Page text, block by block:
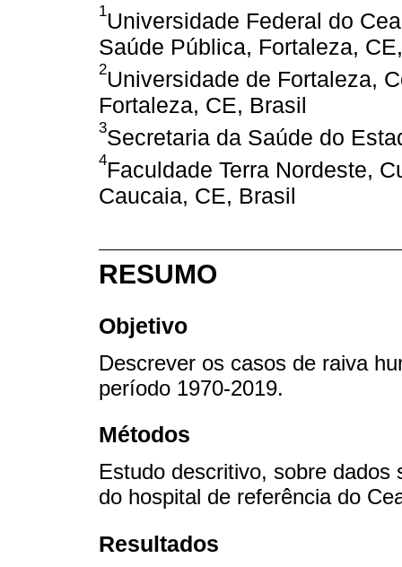
1Universidade Federal do
Saúde Pública, Fortaleza,
2Universidade de Fortaleza,
Fortaleza, CE, Brasil
3Secretaria da Saúde do
4Faculdade Terra Nordeste,
Caucaia, CE, Brasil
RESUMO
Objetivo
Descrever os casos de raiva
período 1970-2019.
Métodos
Estudo descritivo, sobre
do hospital de referência do
Resultados